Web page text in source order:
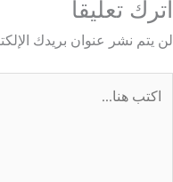
اترك تعليقاً
لن يتم نشر عنوان بريدك
هنا...